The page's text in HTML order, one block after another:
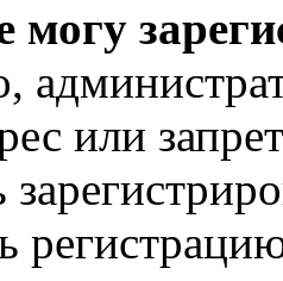
или